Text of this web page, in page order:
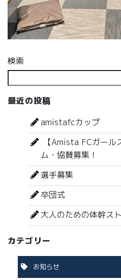
検索
最近の投稿
amistafcカップ
【Amista FCガール
ム・協賛募集！
選手募集
卒団式
大人のための体幹ス
カテゴリー
お知らせ